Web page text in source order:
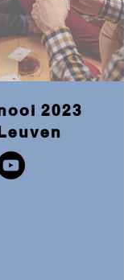
2023